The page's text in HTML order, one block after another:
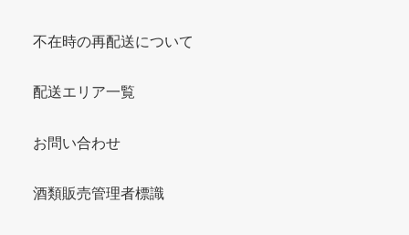
不在時の再配送について
配送エリア一覧
お問い合わせ
酒類販売管理者標識